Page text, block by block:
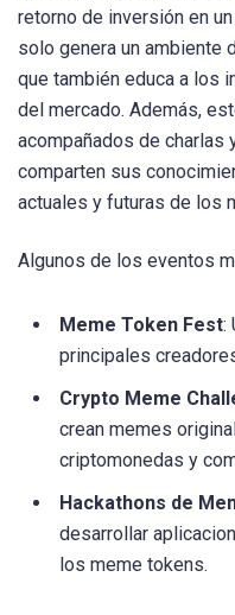
retorno de inversión en
solo genera un ambiente
que también educa a los
del mercado. Además,
acompañados de charlas
comparten sus
actuales y futuras de los
Algunos de los eventos
Meme Token Fest:
principales
Crypto Meme
crean memes
criptomonedas y
Hackathons de
desarrollar
los meme tokens.